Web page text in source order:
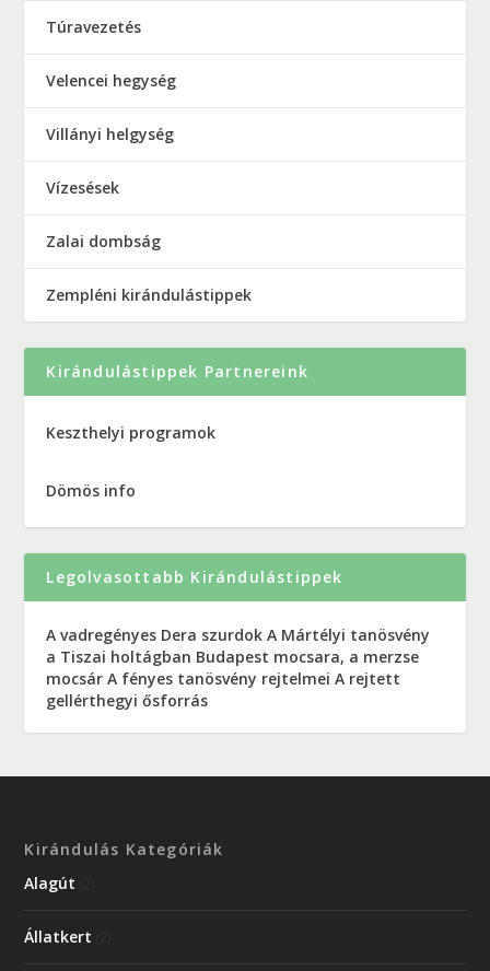
Túravezetés
Velencei hegység
Villányi helgység
Vízesések
Zalai dombság
Zempléni kirándulástippek
Kirándulástippek Partnereink
Keszthelyi programok
Dömös info
Legolvasottabb Kirándulástippek
A vadregényes Dera szurdok A Mártélyi tanösvény
a Tiszai holtágban Budapest mocsara, a merzse
mocsár A fényes tanösvény rejtelmei A rejtett
gellérthegyi ősforrás
Kirándulás Kategóriák
Alagút
Állatkert